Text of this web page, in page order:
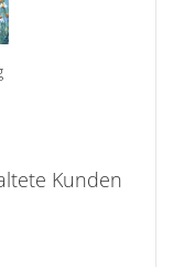
Kunden